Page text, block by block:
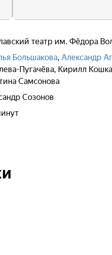
театр им. Фёдора
Большакова, Александр
Пугачёва, Кирилл
Самсонова
Созонов